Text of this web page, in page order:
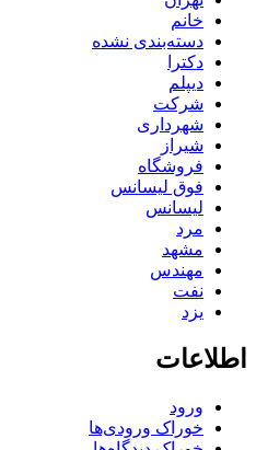
خانم
دسته‌بندی نشده
دکترا
دیپلم
شرکت
شهرداری
شیراز
فروشگاه
فوق لیسانس
لیسانس
مرد
مشهد
مهندس
نفت
یزد
اطلاعات
ورود
خوراک ورودی‌ها